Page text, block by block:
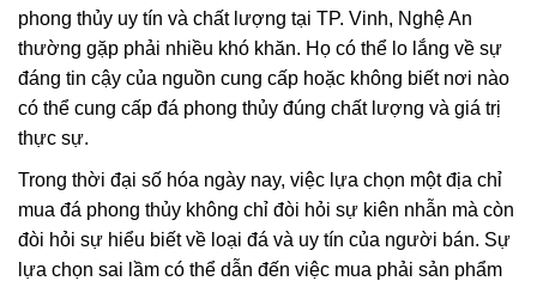
phong thủy uy tín và chất lượng tại TP. Vinh, Nghệ An
thường gặp phải nhiều khó khăn. Họ có thể lo lắng về sự
đáng tin cậy của nguồn cung cấp hoặc không biết nơi nào
có thể cung cấp đá phong thủy đúng chất lượng và giá trị
thực sự.
Trong thời đại số hóa ngày nay, việc lựa chọn một địa chỉ
mua đá phong thủy không chỉ đòi hỏi sự kiên nhẫn mà còn
đòi hỏi sự hiểu biết về loại đá và uy tín của người bán. Sự
lựa chọn sai lầm có thể dẫn đến việc mua phải sản phẩm